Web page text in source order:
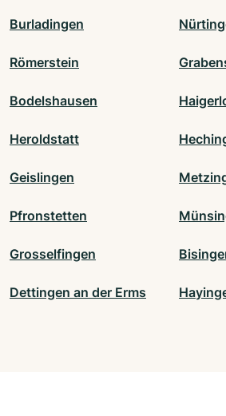
Burladingen
Römerstein
Bodelshausen
Heroldstatt
Geislingen
Pfronstetten
Grosselfingen
Dettingen an der Erms